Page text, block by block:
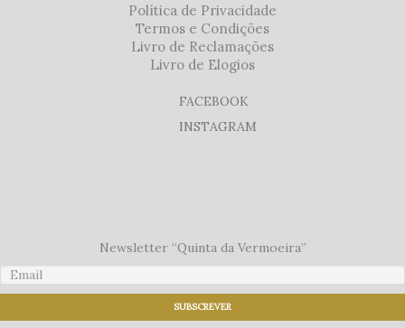
Política de Privacidade
Termos e Condições
Livro de Reclamações
Livro de Elogios
FACEBOOK
INSTAGRAM
Newsletter “Quinta da Vermoeira”